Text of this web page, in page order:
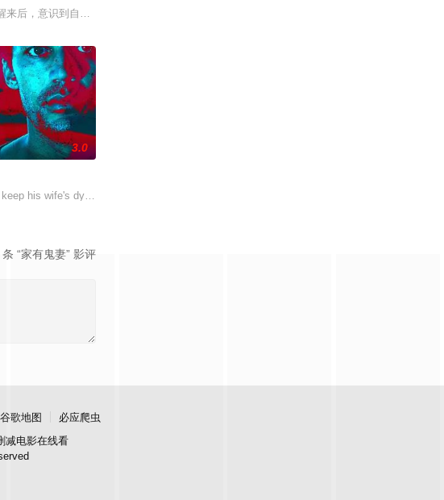
。简策划的种种阴谋最终酿成了血腥混乱的后果，德
’90s as Fatal Attracti
来后，意识到自己不能再撒谎了。他的朋友科蒂认为这是一个制作热门节目的好机会，但当
半啼哭，石桥似乎藏着不为人知的秘密。
——也就是彼此——的样子出现。
导演，记录他挑战拍摄“史上最精彩伪纪录恐怖片”的全过程。
3.0
his wife's dying wish, a series of tragic events leads Hen
条 “家有鬼妻” 影评
谷歌地图
必应爬虫
减电影在线看